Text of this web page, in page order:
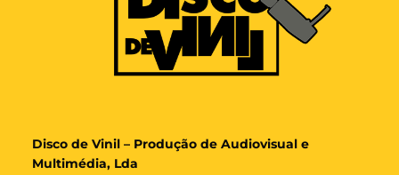
Disco de Vinil – Produção de Audiovisual e
Multimédia, Lda